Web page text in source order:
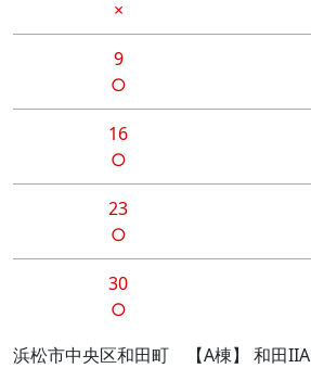
×
9
○
16
○
23
○
30
○
浜松市中央区和田町 【A棟】 和田IIA